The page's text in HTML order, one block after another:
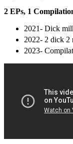
2 EPs, 1
2021- Dick
2022- 2 dick 2
2023-